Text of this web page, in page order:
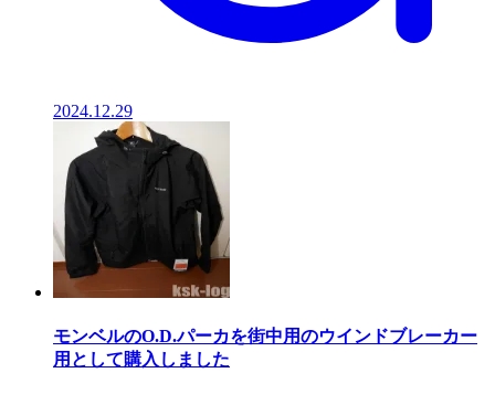
2024.12.29
モンベルのO.D.パーカを街中用のウインドブレーカー
用として購入しました